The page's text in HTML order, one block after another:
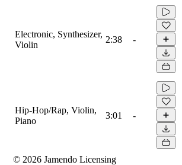
Electronic, Synthesizer,
Violin
2:38 -
Hip-Hop/Rap, Violin,
Piano
3:01 -
© 2026 Jamendo Licensing